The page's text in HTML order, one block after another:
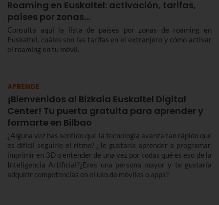
Roaming en Euskaltel: activación, tarifas,
países por zonas…
Consulta aquí la lista de países por zonas de roaming en
Euskaltel, cuáles son las tarifas en el extranjero y cómo activar
el roaming en tu móvil.
APRENDE
¡Bienvenidos al Bizkaia Euskaltel Digital
Center! Tu puerta gratuita para aprender y
formarte en Bilbao
¿Alguna vez has sentido que la tecnología avanza tan rápido que
es difícil seguirle el ritmo? ¿Te gustaría aprender a programar,
imprimir en 3D o entender de una vez por todas qué es eso de la
Inteligencia Artificial?¿Eres una persona mayor y te gustaría
adquirir competencias en el uso de móviles o apps?